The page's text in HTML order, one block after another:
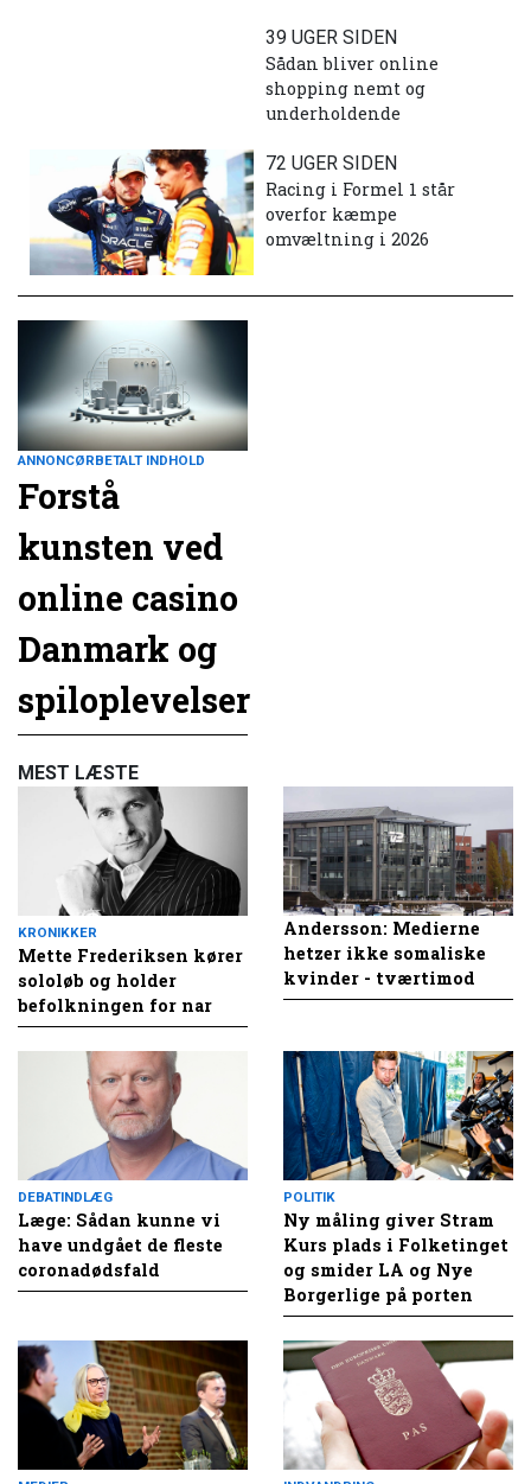
39 UGER SIDEN
Sådan bliver online
shopping nemt og
underholdende
72 UGER SIDEN
Racing i Formel 1 står
overfor kæmpe
omvæltning i 2026
ANNONCØRBETALT INDHOLD
Forstå
kunsten ved
online casino
Danmark og
spiloplevelser
MEST LÆSTE
KRONIKKER
Mette Frederiksen kører
sololøb og holder
befolkningen for nar
Andersson: Medierne
hetzer ikke somaliske
kvinder - tværtimod
DEBATINDLÆG
Læge: Sådan kunne vi
have undgået de fleste
coronadødsfald
POLITIK
Ny måling giver Stram
Kurs plads i Folketinget
og smider LA og Nye
Borgerlige på porten